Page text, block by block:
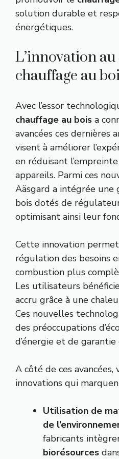
solution durable et
énergétiques.
L’innovation
chauffage au
Avec l’essor
chauffage au bois a
avancées ces dernières
visent à améliorer
en réduisant
appareils. Parmi ces
Aäsgard a intégrée une
bois dotés de
optimisant ainsi leur
Cette innovation
régulation des besoins
combustion plus
Les utilisateurs
accru grâce à une
Ces nouvelles
des préoccupations
d’énergie et de
A côté de ces
innovations qui
Utilisation de
de
fabricants
biorésources